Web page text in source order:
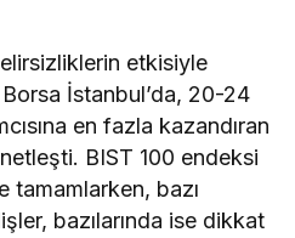
etkisiyle
İstanbul’da, 20-24
en fazla kazandıran
BIST 100 endeksi
tamamlarken, bazı
bazılarında ise dikkat